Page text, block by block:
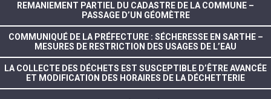
REMANIEMENT PARTIEL DU CADASTRE DE LA COMMUNE –
PASSAGE D’UN GÉOMÈTRE
COMMUNIQUÉ DE LA PRÉFECTURE : SÉCHERESSE EN SARTHE –
MESURES DE RESTRICTION DES USAGES DE L’EAU
LA COLLECTE DES DÉCHETS EST SUSCEPTIBLE D’ÊTRE AVANCÉE
ET MODIFICATION DES HORAIRES DE LA DÉCHETTERIE